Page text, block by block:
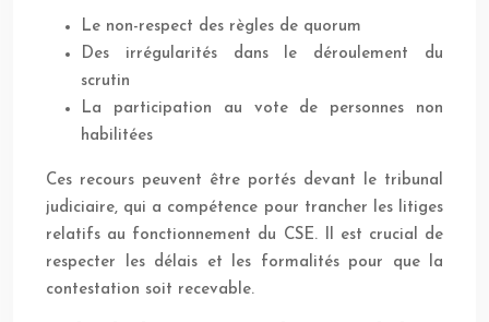
Le non-respect des règles de quorum
Des irrégularités dans le déroulement du
scrutin
La participation au vote de personnes non
habilitées
Ces recours peuvent être portés devant le tribunal
judiciaire, qui a compétence pour trancher les litiges
relatifs au fonctionnement du CSE. Il est crucial de
respecter les délais et les formalités pour que la
contestation soit recevable.